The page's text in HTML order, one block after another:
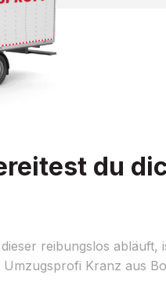
du
reibungslos abläuft,
Kranz aus